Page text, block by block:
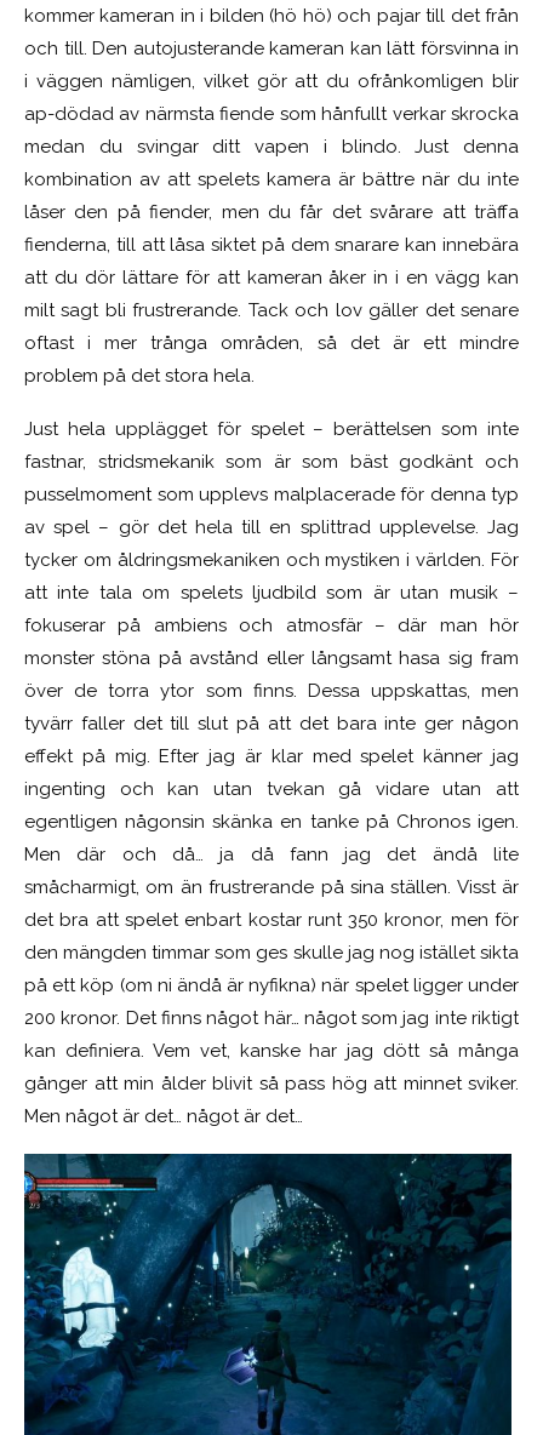
kommer kameran in i bilden (hö hö) och pajar till det från
och till. Den autojusterande kameran kan lätt försvinna in
i väggen nämligen, vilket gör att du ofrånkomligen blir
ap-dödad av närmsta fiende som hånfullt verkar skrocka
medan du svingar ditt vapen i blindo. Just denna
kombination av att spelets kamera är bättre när du inte
låser den på fiender, men du får det svårare att träffa
fienderna, till att låsa siktet på dem snarare kan innebära
att du dör lättare för att kameran åker in i en vägg kan
milt sagt bli frustrerande. Tack och lov gäller det senare
oftast i mer trånga områden, så det är ett mindre
problem på det stora hela.
Just hela upplägget för spelet – berättelsen som inte
fastnar, stridsmekanik som är som bäst godkänt och
pusselmoment som upplevs malplacerade för denna typ
av spel – gör det hela till en splittrad upplevelse. Jag
tycker om åldringsmekaniken och mystiken i världen. För
att inte tala om spelets ljudbild som är utan musik –
fokuserar på ambiens och atmosfär – där man hör
monster stöna på avstånd eller långsamt hasa sig fram
över de torra ytor som finns. Dessa uppskattas, men
tyvärr faller det till slut på att det bara inte ger någon
effekt på mig. Efter jag är klar med spelet känner jag
ingenting och kan utan tvekan gå vidare utan att
egentligen någonsin skänka en tanke på Chronos igen.
Men där och då… ja då fann jag det ändå lite
småcharmigt, om än frustrerande på sina ställen. Visst är
det bra att spelet enbart kostar runt 350 kronor, men för
den mängden timmar som ges skulle jag nog istället sikta
på ett köp (om ni ändå är nyfikna) när spelet ligger under
200 kronor. Det finns något här… något som jag inte riktigt
kan definiera. Vem vet, kanske har jag dött så många
gånger att min ålder blivit så pass hög att minnet sviker.
Men något är det… något är det…